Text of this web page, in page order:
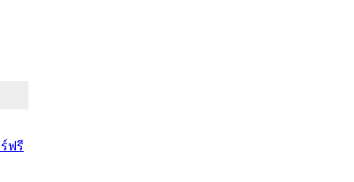
ฟรี